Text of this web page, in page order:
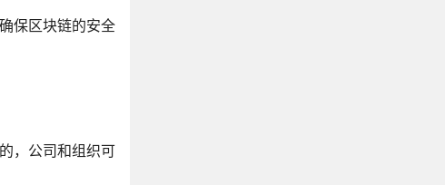
保区块链的安全
，公司和组织可